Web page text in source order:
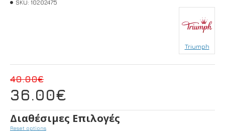
36.00€
40.00€
SKU: 10202475
Triumph
Διαθέσιμες Επιλογές
Reset options